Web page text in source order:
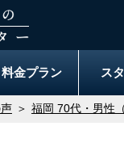
料金プラン ス
福岡 70代・男性